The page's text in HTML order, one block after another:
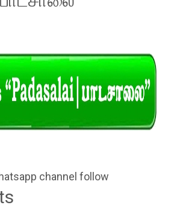
channel follow